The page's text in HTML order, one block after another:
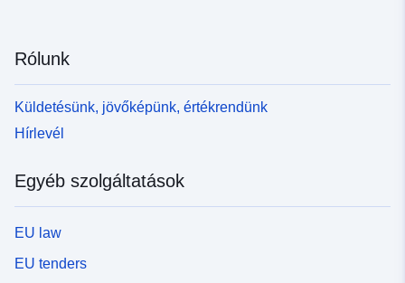
Rólunk
Küldetésünk, jövőképünk, értékrendünk
Hírlevél
Egyéb szolgáltatások
EU law
EU tenders